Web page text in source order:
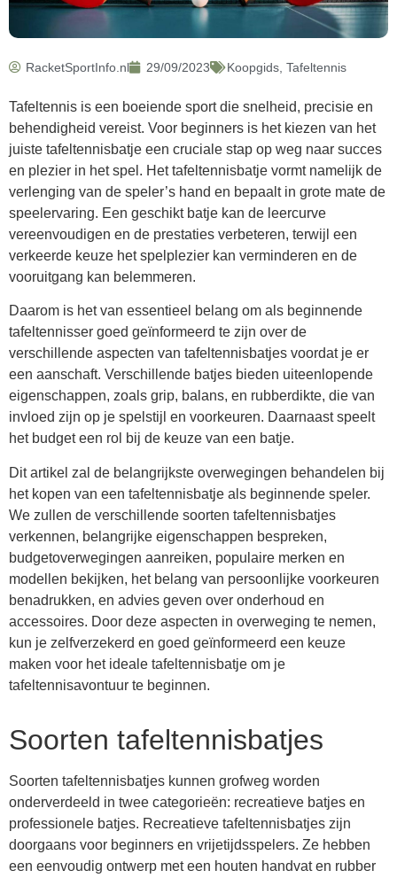
RacketSportInfo.nl 29/09/2023 Koopgids Tafeltennis
Tafeltennis is een boeiende sport die snelheid, precisie en
behendigheid vereist. Voor beginners is het kiezen van het
juiste tafeltennisbatje een cruciale stap op weg naar succes
en plezier in het spel. Het tafeltennisbatje vormt namelijk de
verlenging van de speler’s hand en bepaalt in grote mate de
speelervaring. Een geschikt batje kan de leercurve
vereenvoudigen en de prestaties verbeteren, terwijl een
verkeerde keuze het spelplezier kan verminderen en de
vooruitgang kan belemmeren.
Daarom is het van essentieel belang om als beginnende
tafeltennisser goed geïnformeerd te zijn over de
verschillende aspecten van tafeltennisbatjes voordat je er
een aanschaft. Verschillende batjes bieden uiteenlopende
eigenschappen, zoals grip, balans, en rubberdikte, die van
invloed zijn op je spelstijl en voorkeuren. Daarnaast speelt
het budget een rol bij de keuze van een batje.
Dit artikel zal de belangrijkste overwegingen behandelen bij
het kopen van een tafeltennisbatje als beginnende speler.
We zullen de verschillende soorten tafeltennisbatjes
verkennen, belangrijke eigenschappen bespreken,
budgetoverwegingen aanreiken, populaire merken en
modellen bekijken, het belang van persoonlijke voorkeuren
benadrukken, en advies geven over onderhoud en
accessoires. Door deze aspecten in overweging te nemen,
kun je zelfverzekerd en goed geïnformeerd een keuze
maken voor het ideale tafeltennisbatje om je
tafeltennisavontuur te beginnen.
Soorten tafeltennisbatjes
Soorten tafeltennisbatjes kunnen grofweg worden
onderverdeeld in twee categorieën: recreatieve batjes en
professionele batjes. Recreatieve tafeltennisbatjes zijn
doorgaans voor beginners en vrijetijdsspelers. Ze hebben
een eenvoudig ontwerp met een houten handvat en rubber